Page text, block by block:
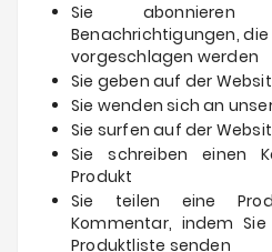
Sie abonnieren
Benachrichtigungen, die
vorgeschlagen werden
Sie geben auf der
Sie wenden sich an
Sie surfen auf der
Sie schreiben einen
Produkt
Sie teilen eine
Kommentar, indem
Produktliste senden